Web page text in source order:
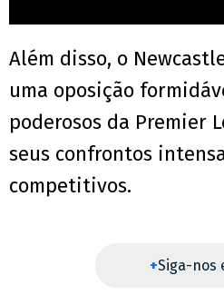
Além disso, o
uma oposição
poderosos da Premier
seus confrontos
competitivos.
+Siga-nos